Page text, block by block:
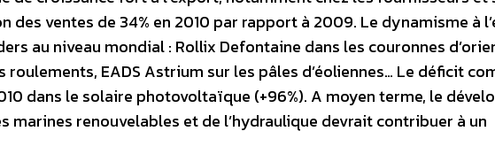
des ventes de 34% en 2010 par rapport à 2009. Le dynamisme à
au niveau mondial : Rollix Defontaine dans les couronnes
roulements, EADS Astrium sur les pâles d’éoliennes… Le déficit
dans le solaire photovoltaïque (+96%). A moyen terme, le
marines renouvelables et de l’hydraulique devrait contribuer à un